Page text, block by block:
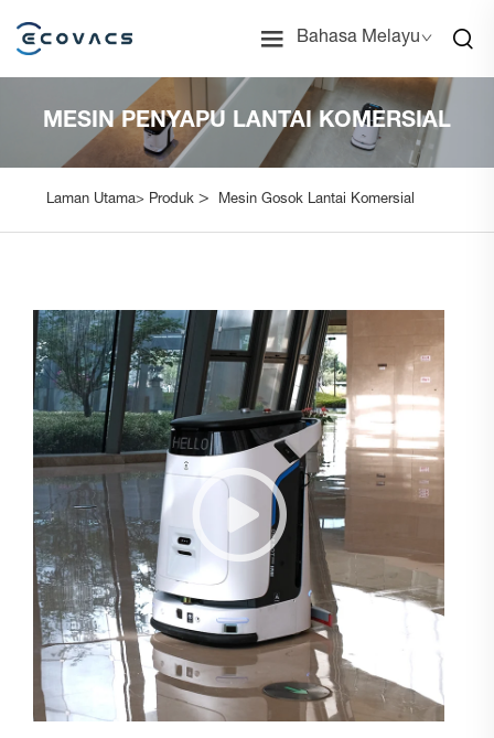
Bahasa Melayu
MESIN PENYAPU LANTAI KOMERSIAL
Laman Utama> Produk> Mesin Gosok Lantai Komersial